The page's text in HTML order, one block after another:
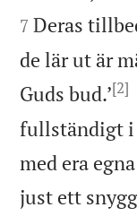
7 Deras
de lär ut är
Guds bud.’[2]
fullständigt i
med era
just ett